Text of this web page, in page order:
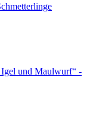
Igel und Maulwurf“ -